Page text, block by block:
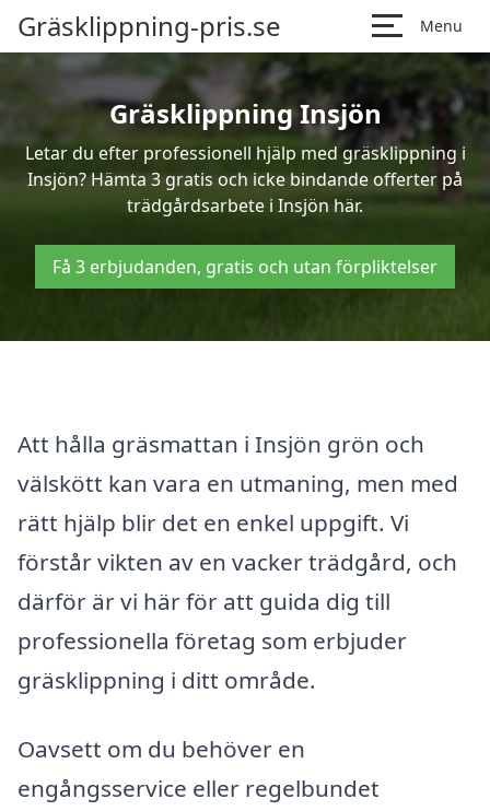
Gräsklippning-pris.se Menu
Gräsklippning Insjön
Letar du efter professionell hjälp med gräsklippning i
Insjön? Hämta 3 gratis och icke bindande offerter på
trädgårdsarbete i Insjön här.
Få 3 erbjudanden, gratis och utan förpliktelser
Att hålla gräsmattan i Insjön grön och
välskött kan vara en utmaning, men med
rätt hjälp blir det en enkel uppgift. Vi
förstår vikten av en vacker trädgård, och
därför är vi här för att guida dig till
professionella företag som erbjuder
gräsklippning i ditt område.
Oavsett om du behöver en
engångsservice eller regelbundet